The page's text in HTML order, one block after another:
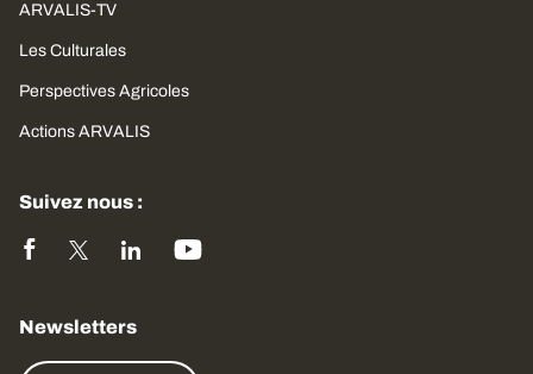
ARVALIS-TV
Les Culturales
Perspectives Agricoles
Actions ARVALIS
Suivez nous :
Newsletters